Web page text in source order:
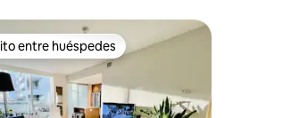
entre huéspedes
entre huéspedes